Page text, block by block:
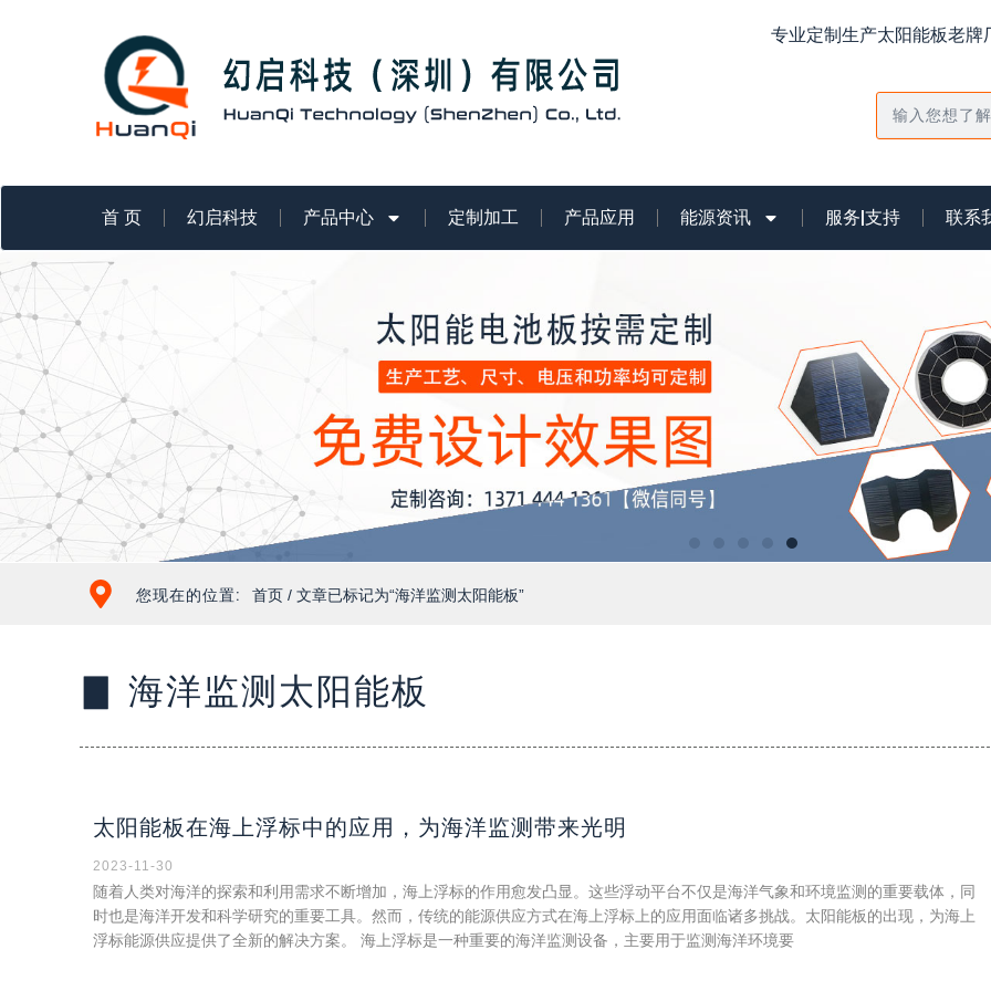
专业定制生产太阳能板老
索
首 页 幻启科技 产品中心 定制加工 产品应用 能源资讯 服务|支持 联系
您现在的位置: 首页 / 文章已标记为“海洋监测太阳能板”
▊ 海洋监测太阳能板
太阳能板在海上浮标中的应用，为海洋监测带来光明
2023-11-30
随着人类对海洋的探索和利用需求不断增加，海上浮标的作用愈发凸显。这些浮动平台不仅是海洋气象和环境监测的重要载体，同
时也是海洋开发和科学研究的重要工具。然而，传统的能源供应方式在海上浮标上的应用面临诸多挑战。太阳能板的出现，为海上
浮标能源供应提供了全新的解决方案。 海上浮标是一种重要的海洋监测设备，主要用于监测海洋环境要